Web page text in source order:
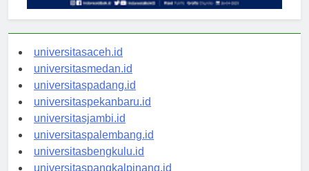
universitasaceh.id
universitasmedan.id
universitaspadang.id
universitaspekanbaru.id
universitasjambi.id
universitaspalembang.id
universitasbengkulu.id